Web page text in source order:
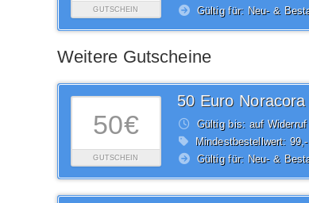
GUTSCHEIN
Gültig für: Neu- &
Weitere Gutscheine
50€
GUTSCHEIN
50 Euro
Gültig bis: auf Widerruf
Mindestbestellwert:
Gültig für: Neu- &